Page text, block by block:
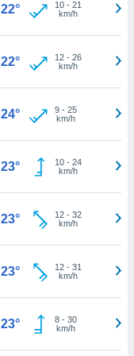
22° 10- 21
km/h
22° 12- 26
km/h
24° 9- 25
km/h
23° 10- 24
km/h
23° 12- 32
km/h
23° 12- 31
km/h
23° 8- 30
km/h